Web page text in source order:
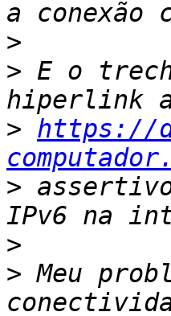
>
> E o
> https://
computador.
>
>
> Meu